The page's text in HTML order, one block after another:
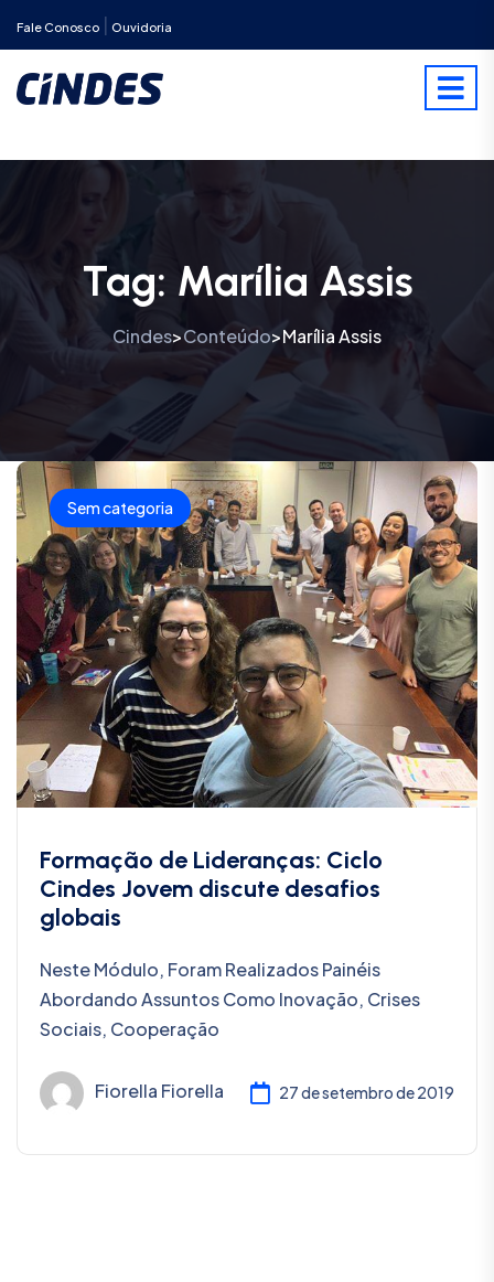
Fale Conosco Ouvidoria
Tag: Marília Assis
Cindes>Conteúdo>Marília Assis
Sem categoria
Formação de Lideranças: Ciclo
Cindes Jovem discute desafios
globais
Neste Módulo, Foram Realizados Painéis
Abordando Assuntos Como Inovação, Crises
Sociais, Cooperação
Fiorella Fiorella 27 de setembro de 2019